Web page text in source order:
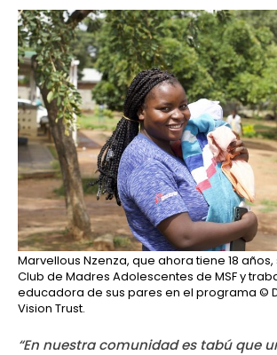
Marvellous Nzenza, que ahora tiene 18
Club de Madres Adolescentes de MSF y
educadora de sus pares en el programa ©
Vision Trust.
“En nuestra comunidad es tabú que